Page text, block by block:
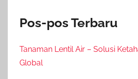
Pos-pos Terbaru
Tanaman Lentil Air – Solusi
Global